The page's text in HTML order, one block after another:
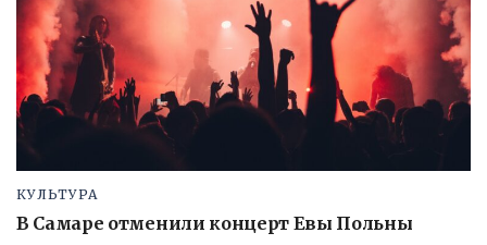
КУЛЬТУРА
В Самаре отменили концерт Евы Польны